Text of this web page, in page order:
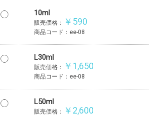
10ml
販売価格： ￥590
商品コード：ee-08
L30ml
販売価格： ￥1,650
商品コード：ee-08
L50ml
販売価格： ￥2,600